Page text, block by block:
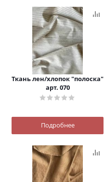
Ткань лен/хлопок "полоска"
арт. 070
Подробнее